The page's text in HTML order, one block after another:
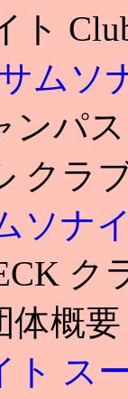
ト
ムソ
ンパ
クラ
ソナ
ク
体概
ト ス